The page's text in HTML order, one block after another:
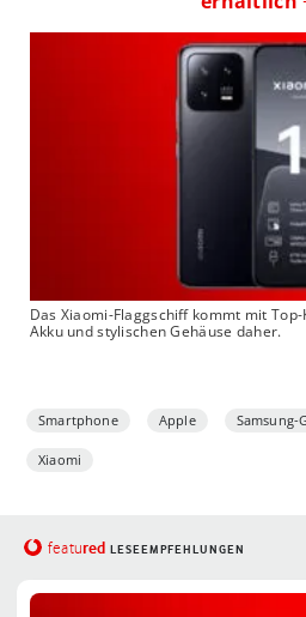
Das Xiaomi-Flaggschiff kommt mit
Akku und stylischen Gehäuse daher.
Smartphone Apple Samsung-
Xiaomi
featured LESEEMPFEHLUNGEN